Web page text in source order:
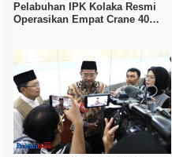
Pelabuhan IPK Kolaka Resmi
Operasikan Empat Crane 40